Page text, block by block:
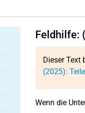
Feldhilfe:
Dieser Text
(2025):
Wenn die